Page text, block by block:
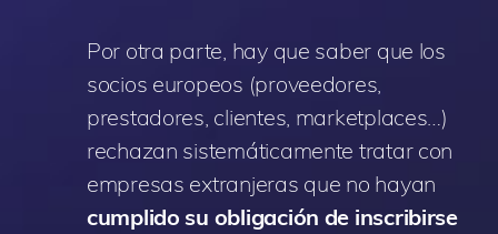
Por otra parte, hay que saber que los
socios europeos (proveedores,
prestadores, clientes, marketplaces…)
rechazan sistemáticamente tratar con
empresas extranjeras que no hayan
cumplido su obligación de inscribirse